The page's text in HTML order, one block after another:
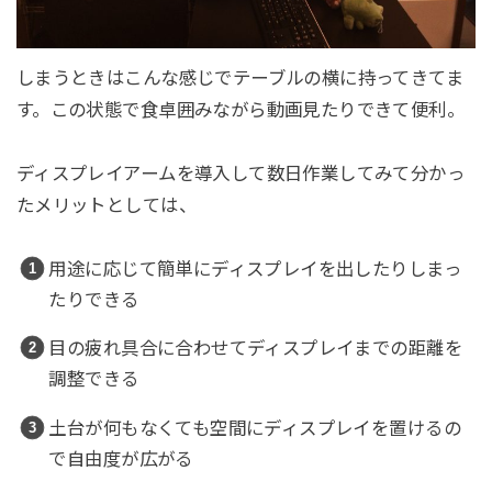
しまうときはこんな感じでテーブルの横に持ってきてま
す。この状態で食卓囲みながら動画見たりできて便利。
ディスプレイアームを導入して数日作業してみて分かっ
たメリットとしては、
用途に応じて簡単にディスプレイを出したりしまっ
たりできる
目の疲れ具合に合わせてディスプレイまでの距離を
調整できる
土台が何もなくても空間にディスプレイを置けるの
で自由度が広がる